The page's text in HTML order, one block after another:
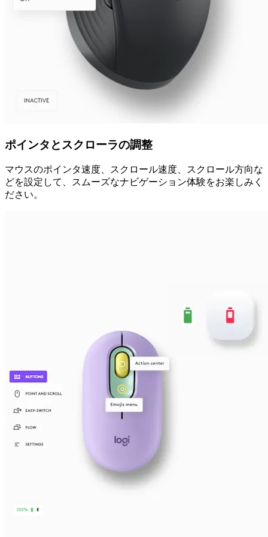
ポインタとスクローラの調整
マウスのポインタ速度、スクロール速度、スクロール方向な
どを設定して、スムーズなナビゲーション体験をお楽しみく
ださい。